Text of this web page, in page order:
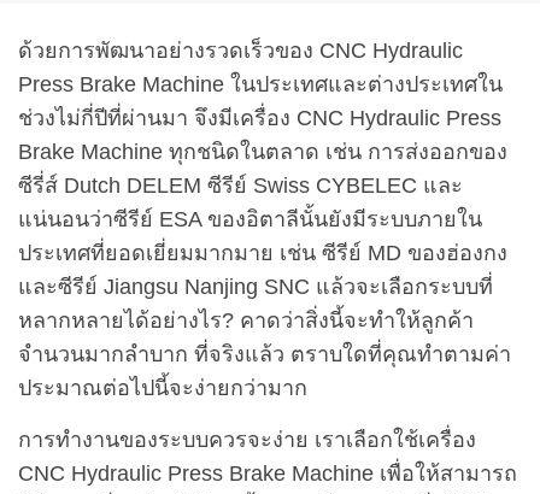
ด้วยการพัฒนาอย่างรวดเร็วของ CNC Hydraulic
Press Brake Machine ในประเทศและต่างประเทศใน
ช่วงไม่กี่ปีที่ผ่านมา จึงมีเครื่อง CNC Hydraulic Press
Brake Machine ทุกชนิดในตลาด เช่น การส่งออกของ
ซีรี่ส์ Dutch DELEM ซีรีย์ Swiss CYBELEC และ
แน่นอนว่าซีรีย์ ESA ของอิตาลีนั้นยังมีระบบภายใน
ประเทศที่ยอดเยี่ยมมากมาย เช่น ซีรีย์ MD ของฮ่องกง
และซีรีย์ Jiangsu Nanjing SNC แล้วจะเลือกระบบที่
หลากหลายได้อย่างไร? คาดว่าสิ่งนี้จะทำให้ลูกค้า
จำนวนมากลำบาก ที่จริงแล้ว ตราบใดที่คุณทำตามค่า
ประมาณต่อไปนี้จะง่ายกว่ามาก
การทำงานของระบบควรจะง่าย เราเลือกใช้เครื่อง
CNC Hydraulic Press Brake Machine เพื่อให้สามารถ